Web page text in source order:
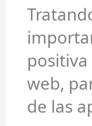
positiva
web,
de las